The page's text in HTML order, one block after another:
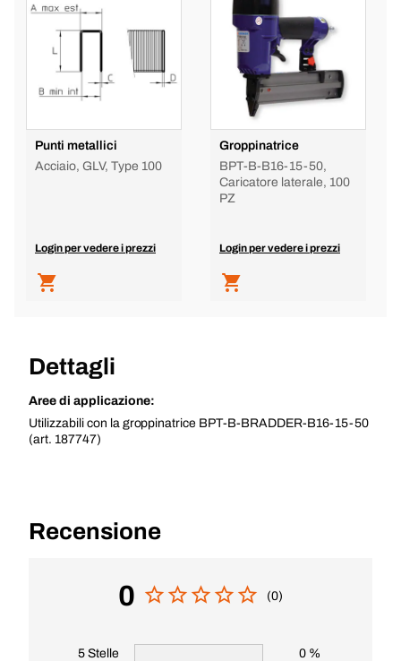
Punti metallici
Acciaio, GLV, Type 100
Login per vedere i prezzi
Groppinatrice
BPT-B-B16-15-50,
Caricatore laterale, 100
PZ
Login per vedere i prezzi
Dettagli
Aree di applicazione:
Utilizzabili con la groppinatrice BPT-B-BRADDER-B16-15-50
(art. 187747)
Recensione
0 (0)
5 Stelle 0 %